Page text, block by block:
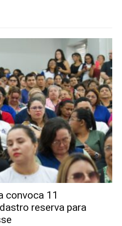
convoca 11
reserva para